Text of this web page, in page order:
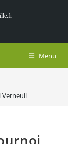
Menu
Verneuil